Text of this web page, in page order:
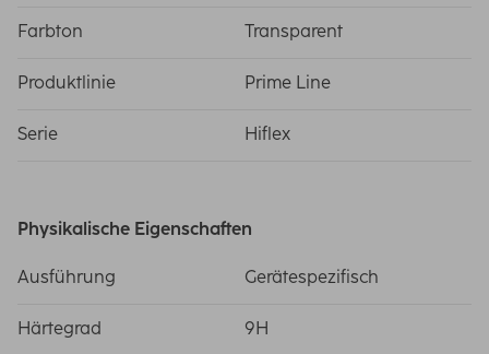
Farbton Transparent
Produktlinie Prime Line
Serie Hiflex
Physikalische Eigenschaften
Ausführung Gerätespezifisch
Härtegrad 9H